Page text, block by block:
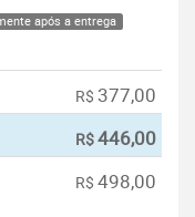
após a entrega
R$ 377,00
R$446,00
R$ 498,00